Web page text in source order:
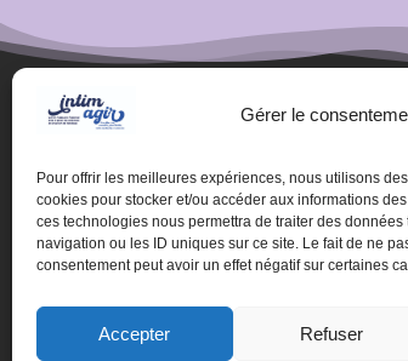
Gérer le
Pour offrir les meilleures expériences, nous utilisons
cookies pour stocker et/ou accéder aux informations
ces technologies nous permettra de traiter des
navigation ou les ID uniques sur ce site. Le fait de ne
consentement peut avoir un effet négatif sur certaines
Accepter Refuser
© Centre